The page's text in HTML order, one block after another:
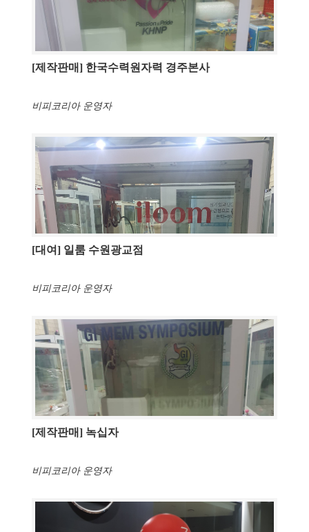
[제작판매] 한국수력원자력 경주본사
비피코리아 운영자
[대여] 일룸 수원광교점
비피코리아 운영자
[제작판매] 녹십자
비피코리아 운영자